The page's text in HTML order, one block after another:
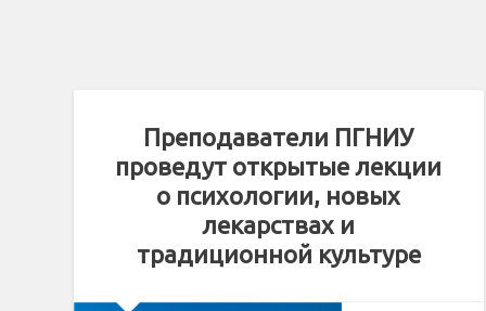
Преподаватели ПГНИУ
проведут открытые лекции
о психологии, новых
лекарствах и
традиционной культуре